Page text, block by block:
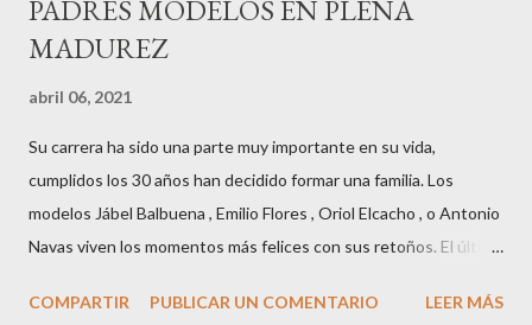
PADRES MODELOS EN PLENA
MADUREZ
abril 06, 2021
Su carrera ha sido una parte muy importante en su vida,
cumplidos los 30 años han decidido formar una familia. Los
modelos Jábel Balbuena , Emilio Flores , Oriol Elcacho , o Antonio
Navas viven los momentos más felices con sus retoños. El último
M ateo nació en Barcelona hace poco más de una semana. El top
COMPARTIR PUBLICAR UN COMENTARIO LEER MÁS